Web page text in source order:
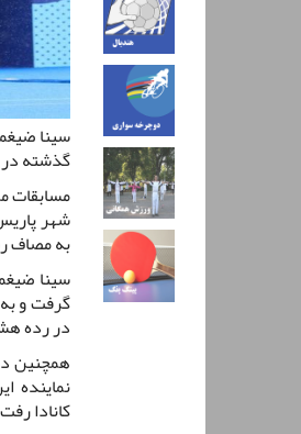
سینا
گذشته در
به مصاف
در رده
همچنین
کانادا